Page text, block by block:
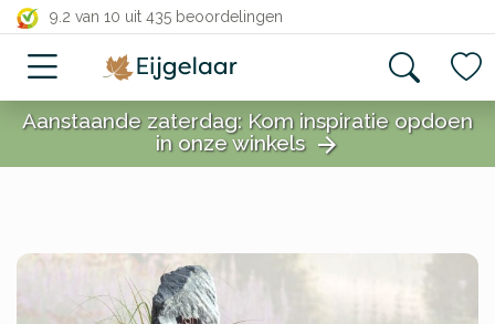
9.2 van 10 uit 435 beoordelingen
close
close
Aanstaande zaterdag: Kom inspiratie opdoen
in onze winkels arrow_forward